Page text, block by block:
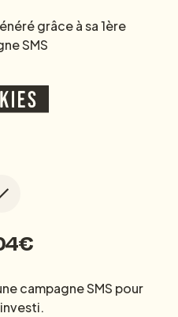
grâce à sa 1ère
SMS
campagne SMS pour